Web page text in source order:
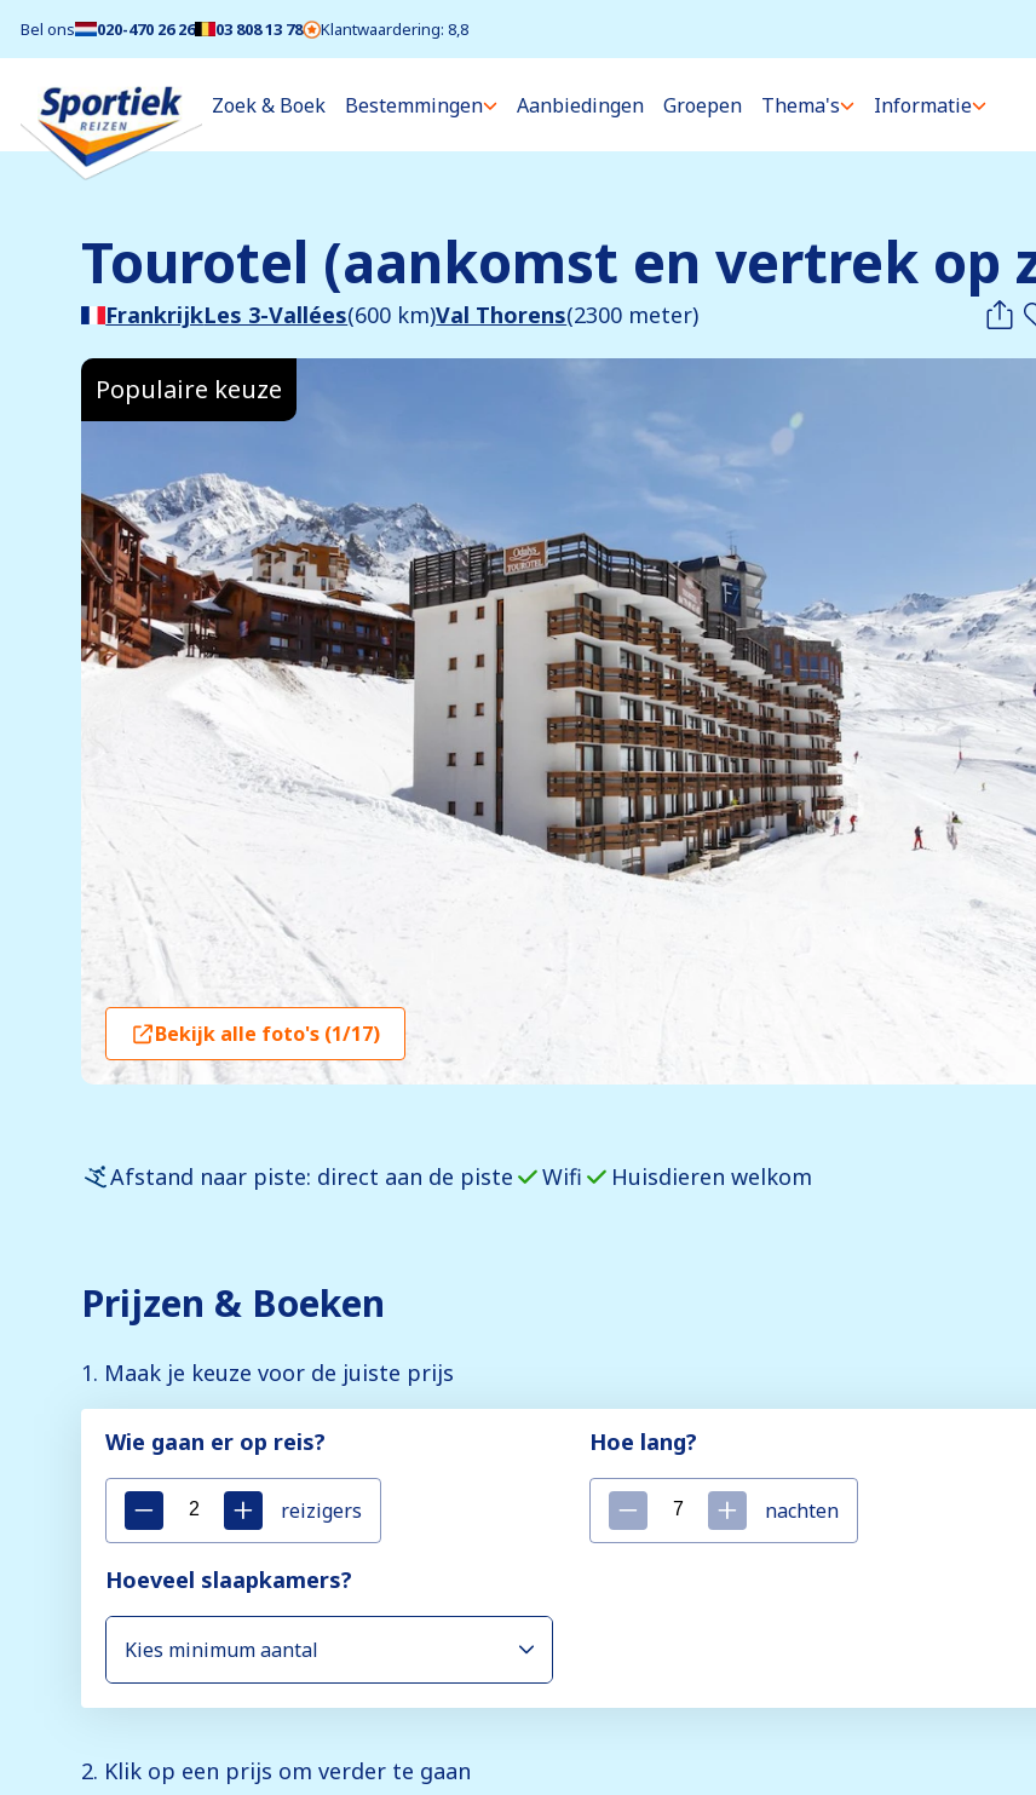
Bel ons 020-470 26 26 03 808 13 78 Klantwaardering: 8,8
Zoek & Boek Bestemmingen Aanbiedingen Groepen Thema's Informatie
Tourotel (aankomst en vertrek op
FrankrijkLes 3-Vallées(600 km)Val Thorens(2300 meter)
Populaire keuze
Bekijk alle foto's (1/17)
Afstand naar piste: direct aan de piste Wifi Huisdieren welkom
Prijzen & Boeken
1. Maak je keuze voor de juiste prijs
Wie gaan er op reis?
reizigers
Hoe lang?
nachten
Hoeveel slaapkamers?
2. Klik op een prijs om verder te gaan